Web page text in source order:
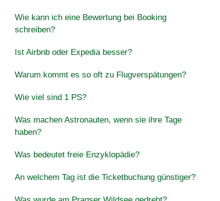
Wie kann ich eine Bewertung bei Booking
schreiben?
Ist Airbnb oder Expedia besser?
Warum kommt es so oft zu Flugverspätungen?
Wie viel sind 1 PS?
Was machen Astronauten, wenn sie ihre Tage
haben?
Was bedeutet freie Enzyklopädie?
An welchem ​​Tag ist die Ticketbuchung günstiger?